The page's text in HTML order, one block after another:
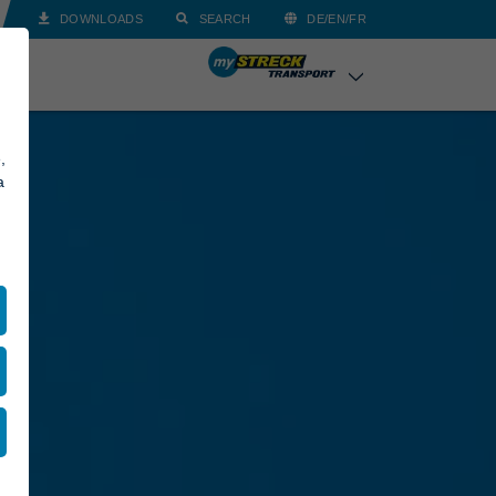
DOWNLOADS SEARCH DE/EN/FR